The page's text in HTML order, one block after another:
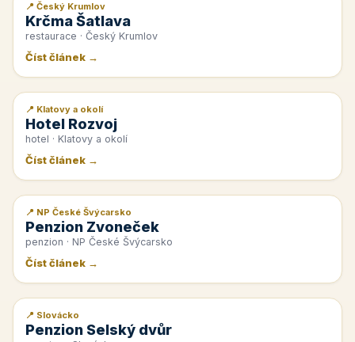
📰 PR článek
📍 Český Krumlov
Krčma Šatlava
restaurace · Český Krumlov
Číst článek →
📰 PR článek
📍 Klatovy a okolí
Hotel Rozvoj
hotel · Klatovy a okolí
Číst článek →
📰 PR článek
📍 NP České Švýcarsko
Penzion Zvoneček
penzion · NP České Švýcarsko
Číst článek →
📰 PR článek
📍 Slovácko
Penzion Selský dvůr